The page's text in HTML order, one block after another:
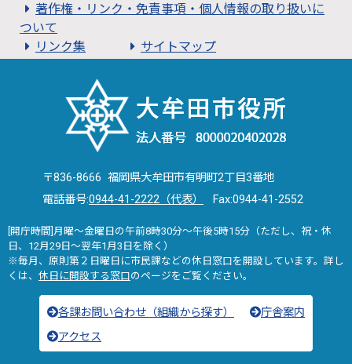
著作権・リンク・免責事項・個人情報の取り扱いに
ついて
リンク集
サイトマップ
〒836-8666 福岡県大牟田市有明町2丁目3番地
電話番号:0944-41-2222（代表） Fax:0944-41-2552
[開庁時間]月曜～金曜日の午前8時30分～午後5時15分（ただし、祝・休
日、12月29日～翌年1月3日を除く）
※毎月、原則第２日曜日に市民課などの休日窓口を開設しています。詳し
くは、 休日に開設する窓口のページをご覧ください。
各課お問い合わせ（組織から探す）
庁舎案内
アクセス